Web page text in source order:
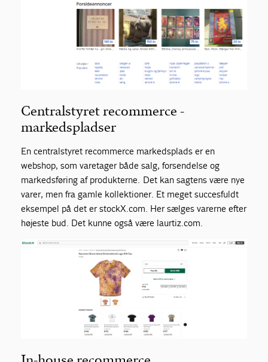
Centralstyretrecommerce-
markedspladser
Encentralstyret recommerce markedsplads er en
webshop, som varetager både salg, forsendelse og
markedsføring af produkterne. Det kan sagtens være nye
varer, men fra gamle kollektioner. Et meget succesfuldt
eksempel på det er stockX.com. Her sælges varerne efter
højeste bud. Det kunne også være laurtiz.com.